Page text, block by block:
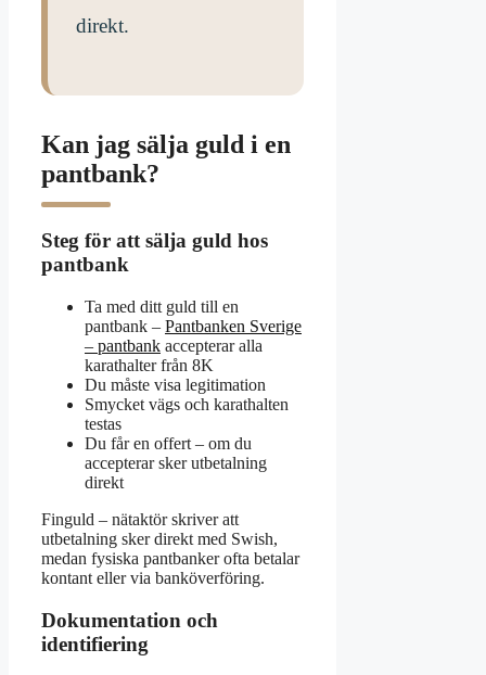
direkt.
Kan jag sälja guld i en
pantbank?
Steg för att sälja guld hos
pantbank
Ta med ditt guld till en
pantbank – Pantbanken Sverige
– pantbank accepterar alla
karathalter från 8K
Du måste visa legitimation
Smycket vägs och karathalten
testas
Du får en offert – om du
accepterar sker utbetalning
direkt
Finguld – nätaktör skriver att
utbetalning sker direkt med Swish,
medan fysiska pantbanker ofta betalar
kontant eller via banköverföring.
Dokumentation och
identifiering